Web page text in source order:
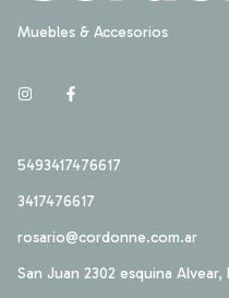
Muebles & Accesorios
5493417476617
3417476617
rosario@cordonne.com.ar
San Juan 2302 esquina Alvear,